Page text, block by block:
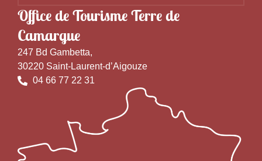
Office de Tourisme Terre de
Camargue
247 Bd Gambetta,
30220 Saint-Laurent-d’Aigouze
04 66 77 22 31